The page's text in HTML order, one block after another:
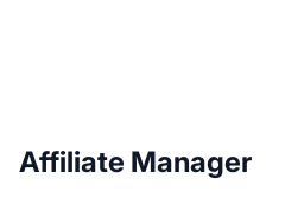
Affiliate Manager